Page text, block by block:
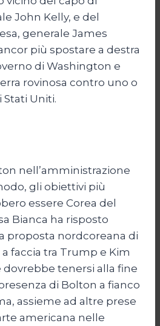
John Kelly, e del
generale James
più spostare a destra
di Washington e
rovinosa contro uno o
Stati Uniti.
nell’amministrazione
gli obiettivi più
essere Corea del
Bianca ha risposto
proposta nordcoreana di
faccia tra Trump e Kim
dovrebbe tenersi alla fine
di Bolton a fianco
assieme ad altre prese
americana nelle